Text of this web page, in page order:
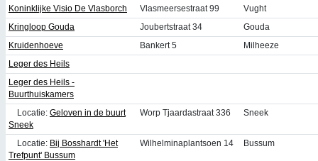
Koninklijke Visio De Vlasborch Vlasmeersestraat 99
Vught
Kringloop Gouda
Joubertstraat 34
Gouda
Kruidenhoeve
Bankert 5
Milheeze
Leger des Heils
Leger des Heils -
Buurthuiskamers
Locatie: Geloven in de buurt
Sneek
Worp Tjaardastraat 336 Sneek
Locatie: Bij Bosshardt 'Het
Trefpunt' Bussum
Wilhelminaplantsoen 14 Bussum